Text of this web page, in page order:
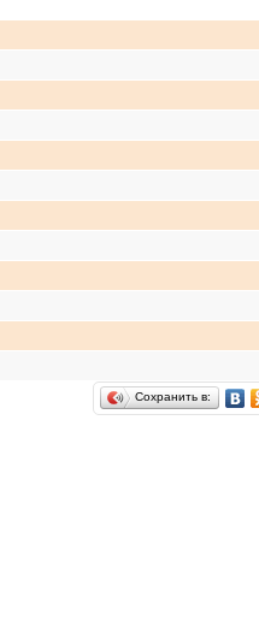
Сохранить в: